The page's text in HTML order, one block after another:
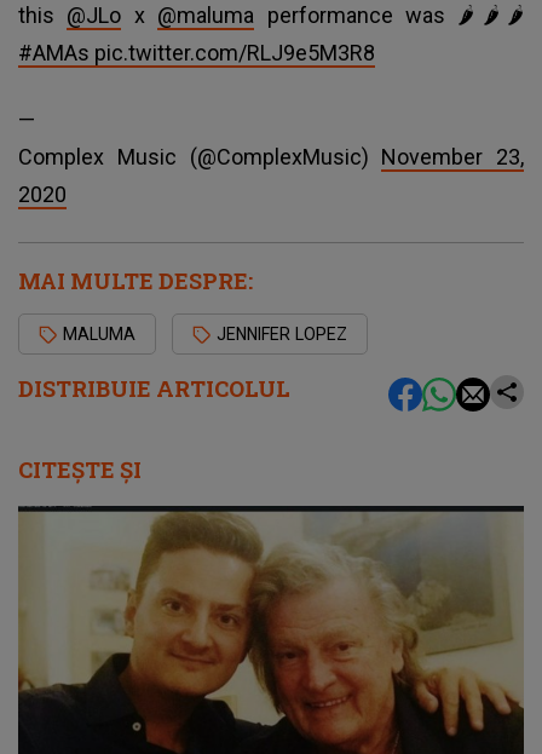
DISTRIBUIE ARTICOLUL
this @JLo x @maluma performance was 🌶🌶🌶
#AMAs pic.twitter.com/RLJ9e5M3R8
—
Complex Music (@ComplexMusic) November 23,
2020
MAI MULTE DESPRE:
MALUMA JENNIFER LOPEZ
CITEȘTE ȘI